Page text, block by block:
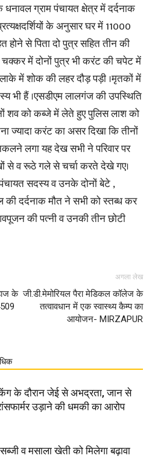
धनावल ग्राम पंचायत क्षेत्र में दर्दनाक
के अनुसार घर में 11000
होने से पिता दो पुत्र सहित तीन की
चक्कर में दोनों पुत्र भी करंट की चपेट में
में शोक की लहर दौड़ पड़ी ।मृतकों में
भी हैं ।एसडीएम लालगंज की उपस्थिति
शव को कब्जे में लेते हुए पुलिस लाश को
ज्यादा करंट का असर दिखा कि तीनों
लगा यह देख सभी ने परिवार पर
से व रूठे गले से चर्चा करते देखे गए।
सदस्य व उनके दोनों बेटे ,
दर्दनाक मौत ने सभी को स्तब्ध कर
की पत्नी व उनकी तीन छोटी
के
अगला लेख
जी.डी.मेमोरियल पैरा मेडिकल कॉलेज के
तत्वावधान में एक स्वास्थ्य कैम्प का
आयोजन- MIRZAPUR
के दौरान जेई से अभद्रता, जान से
उड़ाने की धमकी का आरोप
सब्जी व मसाला खेती को मिलेगा बढ़ावा